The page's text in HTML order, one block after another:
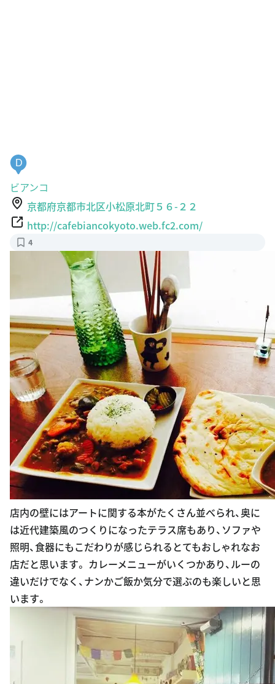
ビアンコ
京都府京都市北区小松原北町５６-２２
http://cafebiancokyoto.web.fc2.com/
4
店内の壁にはアートに関する本がたくさん並べられ、奥に
は近代建築風のつくりになったテラス席もあり、ソファや
照明、食器にもこだわりが感じられるとてもおしゃれなお
店だと思います。 カレーメニューがいくつかあり、ルーの
違いだけでなく、ナンかご飯か気分で選ぶのも楽しいと思
います。